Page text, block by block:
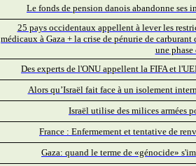
Le fonds de pension danois abandonne ses
25 pays occidentaux appellent à lever les
médicaux à Gaza + la crise de pénurie de
une phase
Des experts de l'ONU appellent la FIFA et
Alors qu’Israël fait face à un isolement
Israël utilise des milices armées
France : Enfermement et tentative de
Gaza: quand le terme de «génocide»